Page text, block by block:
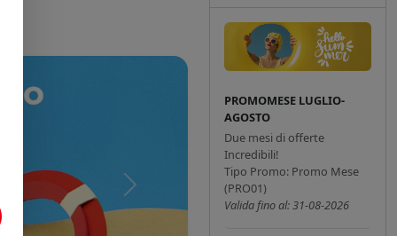
Successivo
PROMOMESE LUGLIO-
AGOSTO
Due mesi di offerte
Incredibili!
Tipo Promo: Promo Mese
(PRO01)
Valida fino al: 31-08-2026